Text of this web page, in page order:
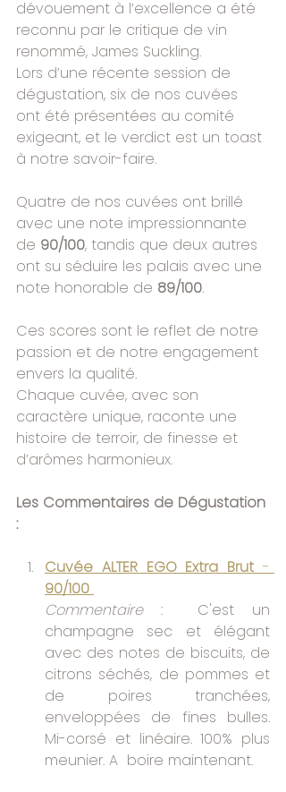
dévouement à l’excellence a été
reconnu par le critique de vin
renommé, James Suckling.
Lors d’une récente session de
dégustation, six de nos cuvées
ont été présentées au comité
exigeant, et le verdict est un toast
à notre savoir-faire.
Quatre de nos cuvées ont brillé
avec une note impressionnante
de 90/100, tandis que deux autres
ont su séduire les palais avec une
note honorable de 89/100.
Ces scores sont le reflet de notre
passion et de notre engagement
envers la qualité.
Chaque cuvée, avec son
caractère unique, raconte une
histoire de terroir, de finesse et
d’arômes harmonieux.
Les Commentaires de Dégustation
:
Cuvée ALTER EGO Extra Brut
90/100
Commentaire :  C'est un
champagne sec et élégant
avec des notes de biscuits, de
citrons séchés, de pommes et
de poires tranchées,
enveloppées de fines bulles.
Mi-corsé et linéaire. 100% plus
meunier. A  boire maintenant.